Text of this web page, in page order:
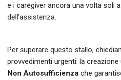
e i caregiver ancora una volta soli
dell'assistenza.
Per superare questo stallo,
provvedimenti urgenti: la creazione
Non Autosufficienza che